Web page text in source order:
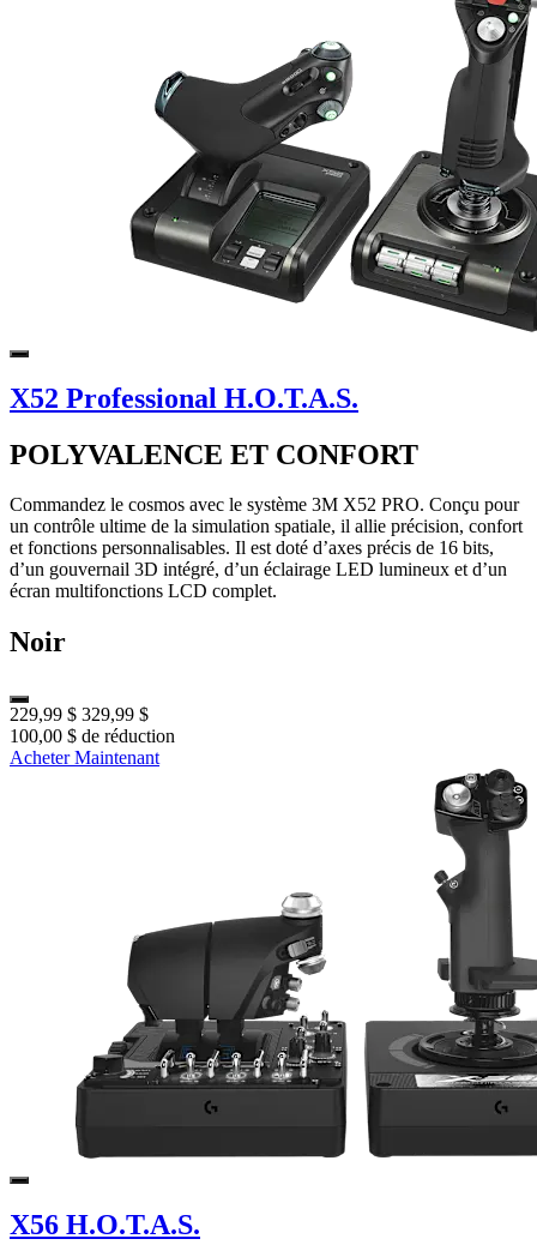
X52 Professional H.O.T.A.S.
POLYVALENCE ET CONFORT
Commandez le cosmos avec le système 3M X52 PRO. Conçu pour
un contrôle ultime de la simulation spatiale, il allie précision, confort
et fonctions personnalisables. Il est doté d’axes précis de 16 bits,
d’un gouvernail 3D intégré, d’un éclairage LED lumineux et d’un
écran multifonctions LCD complet.
Noir
229,99 $ 329,99 $
100,00 $ de réduction
Acheter Maintenant
X56 H.O.T.A.S.